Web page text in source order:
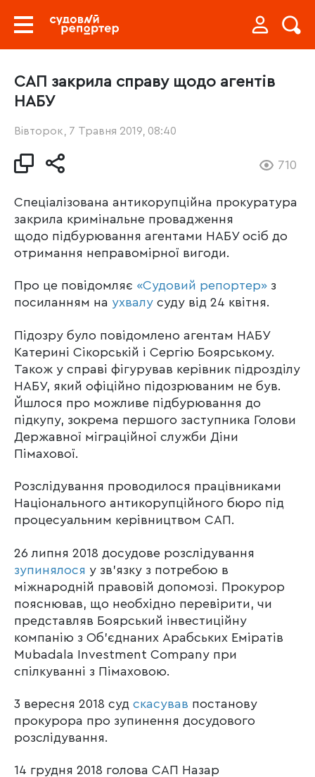
САП закрила справу щодо агентів
НАБУ
Вівторок, 7 Травня 2019, 08:40
710
Спеціалізована антикорупційна прокуратура
закрила кримінальне провадження
щодо підбурювання агентами НАБУ осіб до
отримання неправомірної вигоди.
Про це повідомляє «Судовий репортер» з
посиланням на ухвалу суду від 24 квітня.
Підозру було повідомлено агентам НАБУ
Катерині Сікорській і Сергію Боярському.
Також у справі фігурував керівник підрозділу
НАБУ, який офіційно підозрюваним не був.
Йшлося про можливе підбурювання до
підкупу, зокрема першого заступника Голови
Державної міграційної служби Діни
Пімахової.
Розслідування проводилося працівниками
Національного антикорупційного бюро під
процесуальним керівництвом САП.
26 липня 2018 досудове розслідування
зупинялося у зв’язку з потребою в
міжнародній правовій допомозі. Прокурор
пояснював, що необхідно перевірити, чи
представляв Боярський інвестиційну
компанію з Об’єднаних Арабських Еміратів
Mubadala Investment Company при
спілкуванні з Пімаховою.
3 вересня 2018 суд скасував постанову
прокурора про зупинення досудового
розслідування.
14 грудня 2018 голова САП Назар